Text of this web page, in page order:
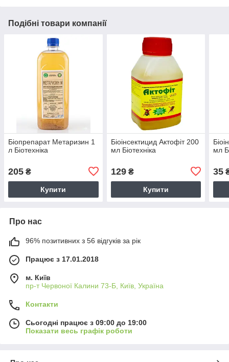
Подібні товари компанії
Біопрепарат Метаризин 1
л Біотехніка
205 ₴
Купити
Біоінсектицид Актофіт 200
мл Біотехніка
129₴
Купити
мл
35
Про нас
96% позитивних з 56 відгуків за рік
Працює з 17.01.2018
м. Київ
пр-т Червоної Калини 73-Б, Київ, Україна
Контакти
Сьогодні працює з 09:00 до 19:00
Показати весь графік роботи